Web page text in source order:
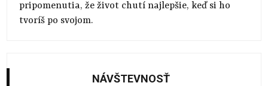
pripomenutia, že život chutí najlepšie, keď si ho
tvoríš po svojom.
NÁVŠTEVNOSŤ